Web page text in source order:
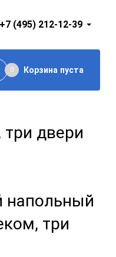
+7 (495) 212-12-39
0 Корзина пуста
двери
три